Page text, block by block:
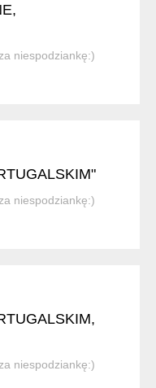
niespodziankę:)
niespodziankę:)
niespodziankę:)